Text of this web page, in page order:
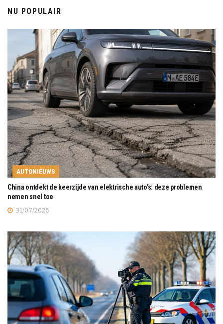
NU POPULAIR
AUTONIEUWS
China ontdekt de keerzijde van elektrische auto’s: deze problemen
nemen snel toe
31/07/2026